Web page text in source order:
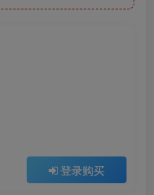
登录购买